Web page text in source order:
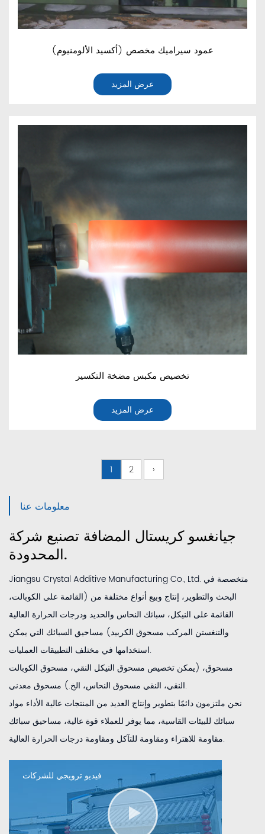
عمود سيراميك مخصص (أكسيد الألومنيوم)
عرض المزيد
تخصيص مكبس مضخة التكسير
عرض المزيد
1 2 ›
معلومات عنا
جيانغسو كريستال المضافة تصنيع شركة
المحدودة.
Jiangsu Crystal Additive Manufacturing Co., Ltd. متخصصة في
البحث والتطوير، إنتاج وبيع أنواع مختلفة من (القائمة على الكوبالت،
القائمة على النيكل، سبائك النحاس والحديد ودرجات الحرارة العالية
والتنغستن المركب مسحوق الكربيد) مساحيق السبائك التي يمكن
استخدامها في مختلف التطبيقات العمليات.
مسحوق، (يمكن تخصيص مسحوق النيكل النقي، مسحوق الكوبالت
النقي، النقي مسحوق النحاس، الخ.) مسحوق معدني.
نحن ملتزمون دائمًا بتطوير وإنتاج العديد من المنتجات عالية الأداء مواد
سبائك للبيئات القاسية، مما يوفر للعملاء قوة عالية، مساحيق سبائك
مقاومة للاهتراء ومقاومة للتآكل ومقاومة درجات الحرارة العالية.
فيديو ترويجي للشركات